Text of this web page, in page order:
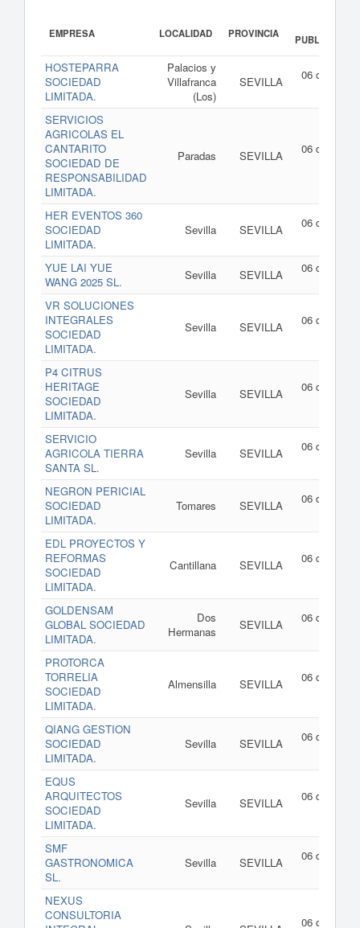
EMPRESA LOCALIDAD PROVINCIA
PUBLICACIÓN
HOSTEPARRA
SOCIEDAD
LIMITADA.
Palacios y
Villafranca
(Los)
SEVILLA
06 de
SERVICIOS
AGRICOLAS EL
CANTARITO
SOCIEDAD DE
RESPONSABILIDAD
LIMITADA.
Paradas SEVILLA
06 de
HER EVENTOS 360
SOCIEDAD
LIMITADA.
Sevilla SEVILLA
06 de
YUE LAI YUE
WANG 2025 SL.
Sevilla SEVILLA
06 de
VR SOLUCIONES
INTEGRALES
SOCIEDAD
LIMITADA.
Sevilla SEVILLA
06 de
P4 CITRUS
HERITAGE
SOCIEDAD
LIMITADA.
Sevilla SEVILLA
06 de
SERVICIO
AGRICOLA TIERRA
SANTA SL.
Sevilla SEVILLA
06 de
NEGRON PERICIAL
SOCIEDAD
LIMITADA.
Tomares SEVILLA
06 de
EDL PROYECTOS Y
REFORMAS
SOCIEDAD
LIMITADA.
Cantillana SEVILLA
06 de
GOLDENSAM
GLOBAL SOCIEDAD
LIMITADA.
Dos
Hermanas
SEVILLA
06 de
PROTORCA
TORRELIA
SOCIEDAD
LIMITADA.
Almensilla SEVILLA
06 de
QIANG GESTION
SOCIEDAD
LIMITADA.
Sevilla SEVILLA
06 de
EQUS
ARQUITECTOS
SOCIEDAD
LIMITADA.
Sevilla SEVILLA
06 de
SMF
GASTRONOMICA
SL.
Sevilla SEVILLA
06 de
NEXUS
CONSULTORIA
06 de